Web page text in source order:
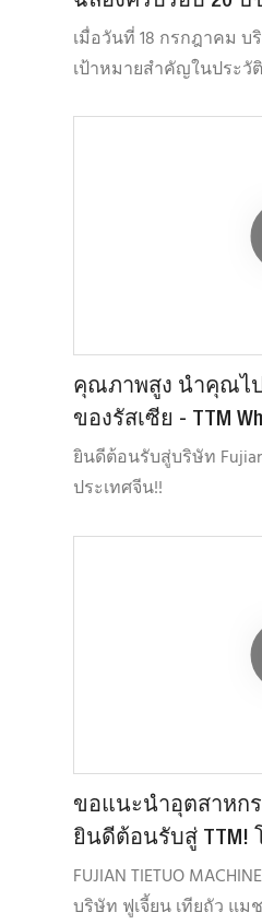
เมื่อวันที่ 18 กรกฎาคม บ
เป้าหมายสำคัญในประ
Machinery) ผู้นำด้านกา
แอสฟัลต์ในประเทศจีน
อย่างยิ่งใหญ่ ณ สำนักง
มา
คุณภาพสูง นำคุณไ
ของรัสเซีย - TTM
Machinery Co., Ltd.
ยินดีต้อนรับสู่บริษัท
ประเทศจีน!!
ขอแนะนำอุตสาหก
ยินดีต้อนรับสู่ TTM!
FUJIAN TIETUO
บริษัท ฟูเจี้ยน เทียถัว แม